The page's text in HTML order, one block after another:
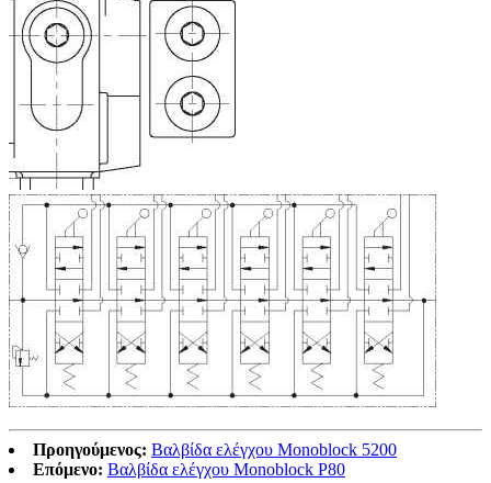
Προηγούμενος: Βαλβίδα ελέγχου Monoblock 5200
Επόμενο: Βαλβίδα ελέγχου Monoblock P80